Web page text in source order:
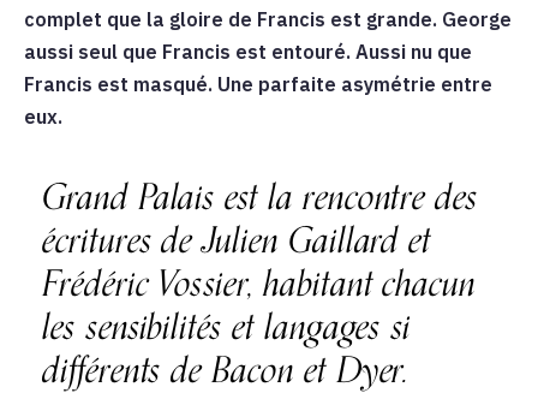
complet que la gloire de Francis est grande. George
aussi seul que Francis est entouré. Aussi nu que
Francis est masqué. Une parfaite asymétrie entre
eux.
Grand Palais est la rencontre des
écritures de Julien Gaillard et
Frédéric Vossier, habitant chacun
les sensibilités et langages si
différents de Bacon et Dyer.